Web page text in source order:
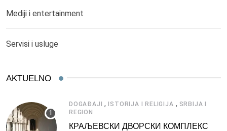
Mediji i entertainment
Servisi i usluge
AKTUELNO
DOGAĐAJI ,ISTORIJA I RELIGIJA , SRBIJA I
REGION
КРАЉЕВСКИ ДВОРСКИ КОМПЛЕКС